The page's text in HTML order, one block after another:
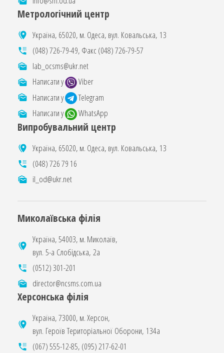
Метрологічний центр
Україна, 65020, м. Одеса, вул. Ковальська, 13
(048) 726-79-49, Факс (048) 726-79-57
lab_ocsms@ukr.net
Написати у
Viber
Написати у
Telegram
Написати у
WhatsApp
Випробувальний центр
Україна, 65020, м. Одеса, вул. Ковальська, 13
(048) 726 79 16
il_od@ukr.net
Миколаївська філія
Україна, 54003, м. Миколаїв,
вул. 5-а Слобідська, 2а
(0512) 301-201
director@ncsms.com.ua
Херсонська філія
Україна, 73000, м. Херсон,
вул. Героїв Територіальної Оборони, 134а
(067) 555-12-85, (095) 217-62-01